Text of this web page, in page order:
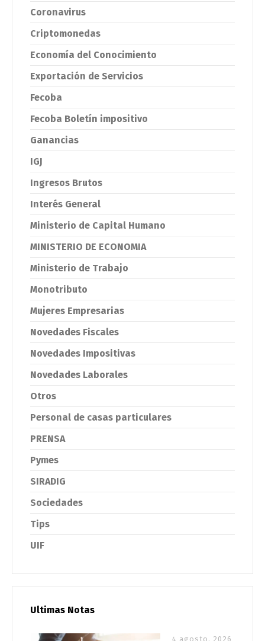
Coronavirus
Criptomonedas
Economía del Conocimiento
Exportación de Servicios
Fecoba
Fecoba Boletín impositivo
Ganancias
IGJ
Ingresos Brutos
Interés General
Ministerio de Capital Humano
MINISTERIO DE ECONOMIA
Ministerio de Trabajo
Monotributo
Mujeres Empresarias
Novedades Fiscales
Novedades Impositivas
Novedades Laborales
Otros
Personal de casas particulares
PRENSA
Pymes
SIRADIG
Sociedades
Tips
UIF
Ultimas Notas
4 agosto, 2026